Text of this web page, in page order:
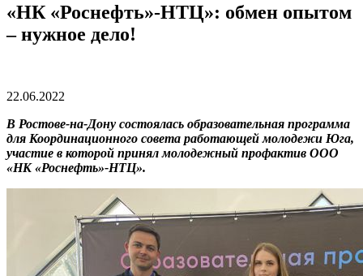
«НК «Роснефть»-НТЦ»: обмен опытом
– нужное дело!
22.06.2022
В Ростове-на-Дону состоялась образовательная программа
для Координационного совета работающей молодежи Юга,
участие в которой принял молодежный профактив ООО
«НК «Роснефть»-НТЦ».